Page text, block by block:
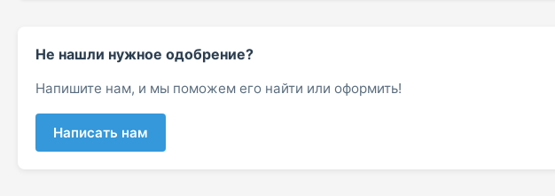
Не нашли нужное одобрение?
Напишите нам, и мы поможем его найти или оформить!
Написать нам